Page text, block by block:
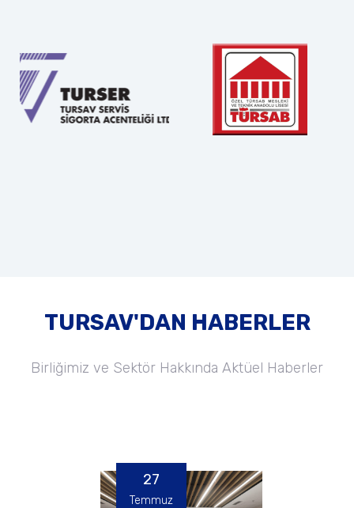
TURSAV'DAN HABERLER
Birliğimiz ve Sektör Hakkında Aktüel Haberler
27
Temmuz